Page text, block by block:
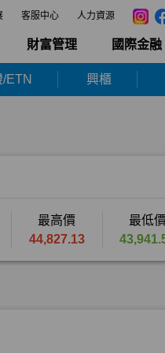
客服中心 人力資源
財富管理 國際金融
ETN 興櫃